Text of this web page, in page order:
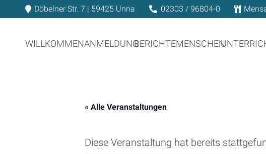
Döbelner Str. 7 | 59425 Unna 02303 / 96804-0
WILLKOMMENANMELDUNGBERICHTEMENSCHEN
« Alle Veranstaltungen
Diese Veranstaltung hat bereits